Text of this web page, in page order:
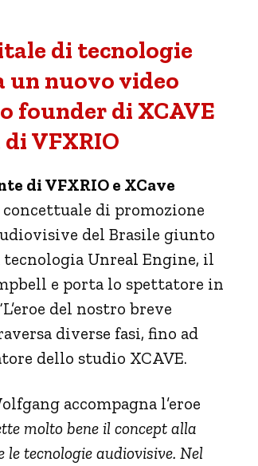
di tecnologie
un nuovo video
founder di XCAVE
VFXRIO
di VFXRIO e XCave
di promozione
del Brasile giunto
tecnologia Unreal Engine, il
e porta lo spettatore in
del nostro breve
diverse fasi, fino ad
dello studio XCAVE.
accompagna l’eroe
molto bene il concept alla
le tecnologie audiovisive. Nel